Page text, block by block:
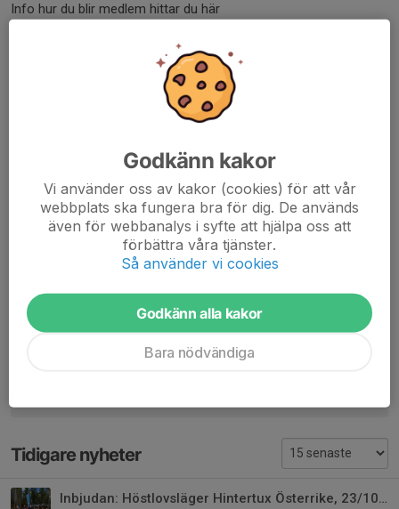
Info hur du blir medlem hittar du här
! Liftkort ingår ej. Liftkort för knatte betalas vid varje tillfälle.
För frågor och ytterligare information kontakta,
verdana_radoncic@hotmail.com
Välkomna!
Inbjudan
Tidigare nyheter
Inbjudan: Höstlovsläger Hintertux Österrike, 23/10-1/11 2026.
Godkänn kakor
Vi använder oss av kakor (cookies) för att vår
webbplats ska fungera bra för dig. De används
även för webbanalys i syfte att hjälpa oss att
förbättra våra tjänster.
Så använder vi cookies
Godkänn alla kakor
Bara nödvändiga